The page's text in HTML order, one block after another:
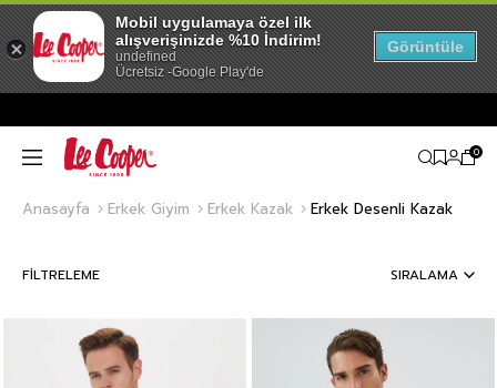
0
Anasayfa Erkek Giyim Erkek Kazak Erkek Desenli Kazak
FILTRELEME SIRALAMA
Mobil uygulamaya özel ilk
alışverişinizde %10 İndirim!
undefined
Ücretsiz -Google Play'de
Görüntüle